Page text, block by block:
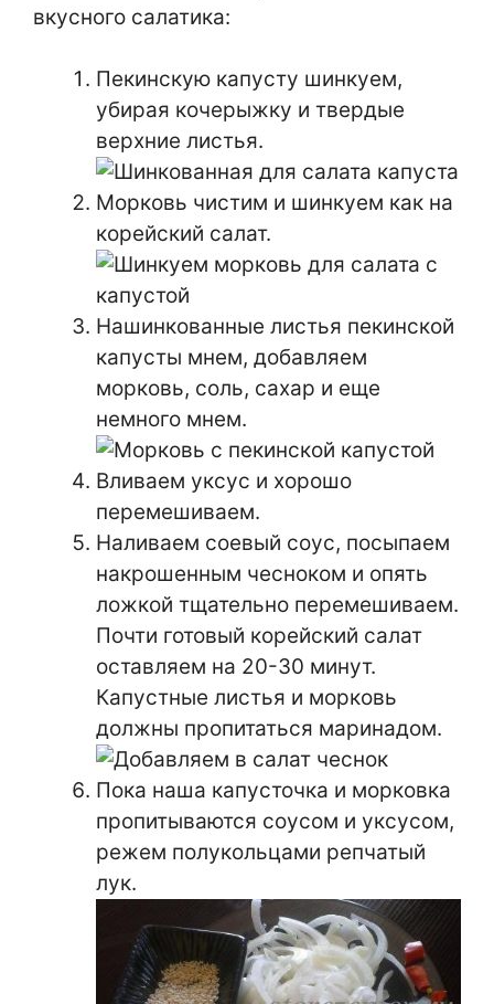
вкусного салатика:
Пекинскую капусту шинкуем,
убирая кочерыжку и твердые
верхние листья.
Морковь чистим и шинкуем как на
корейский салат.
Нашинкованные листья пекинской
капусты мнем, добавляем
морковь, соль, сахар и еще
немного мнем.
Вливаем уксус и хорошо
перемешиваем.
Наливаем соевый соус, посыпаем
накрошенным чесноком и опять
ложкой тщательно перемешиваем.
Почти готовый корейский салат
оставляем на 20-30 минут.
Капустные листья и морковь
должны пропитаться маринадом.
Пока наша капусточка и морковка
пропитываются соусом и уксусом,
режем полукольцами репчатый
лук.